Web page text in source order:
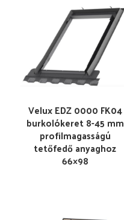
Velux EDZ 0000 FK04
burkolókeret 8-45 mm
profilmagasságú
tetőfedő anyaghoz
66×98